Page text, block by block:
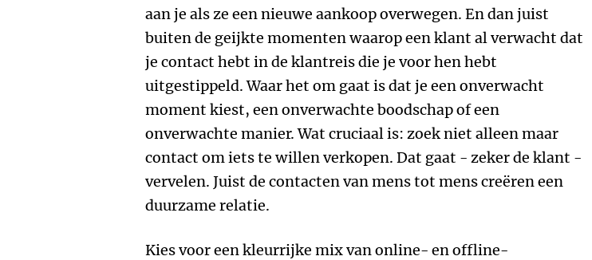
aan je als ze een nieuwe aankoop overwegen. En dan juist
buiten de geijkte momenten waarop een klant al verwacht dat
je contact hebt in de klantreis die je voor hen hebt
uitgestippeld. Waar het om gaat is dat je een onverwacht
moment kiest, een onverwachte boodschap of een
onverwachte manier. Wat cruciaal is: zoek niet alleen maar
contact om iets te willen verkopen. Dat gaat - zeker de klant -
vervelen. Juist de contacten van mens tot mens creëren een
duurzame relatie.
Kies voor een kleurrijke mix van online- en offline-